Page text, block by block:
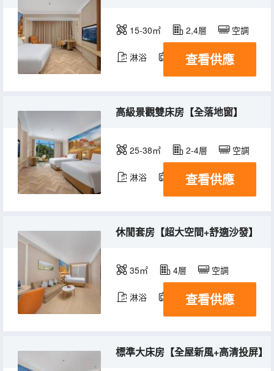
15-30㎡ 2,4層 空調
淋浴 電視機
查看供應
高級景觀雙床房【全落地窗】
25-38㎡ 2-4層 空調
淋浴 電視機
查看供應
休閒套房【超大空間+舒適沙發】
35㎡ 4層 空調
淋浴 電視機
查看供應
標準大床房【全屋新風+高清投屏】